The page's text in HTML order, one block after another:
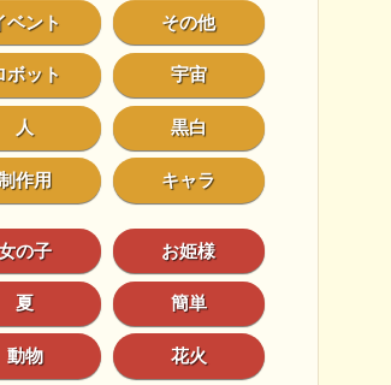
ベント その他
ボット 宇宙
人 黒白
作用 キャラ
の子 お姫様
夏 簡単
動物 花火